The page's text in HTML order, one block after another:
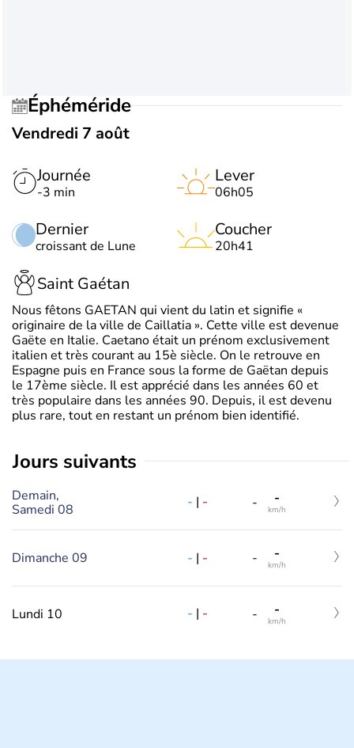
Éphéméride
Vendredi 7 août
Journée
-3 min
Dernier
croissant de Lune
Lever
06h05
Coucher
20h41
Saint Gaétan
Nous fêtons GAETAN qui vient du latin et signifie «
originaire de la ville de Caillatia ». Cette ville est devenue
Gaëte en Italie. Caetano était un prénom exclusivement
italien et très courant au 15è siècle. On le retrouve en
Espagne puis en France sous la forme de Gaëtan depuis
le 17ème siècle. Il est apprécié dans les années 60 et
très populaire dans les années 90. Depuis, il est devenu
plus rare, tout en restant un prénom bien identifié.
jours suivants
Demain,
Samedi 08
- | - - -
km/h
Dimanche 09 - | - - -
km/h
Lundi 10 - | - - -
km/h